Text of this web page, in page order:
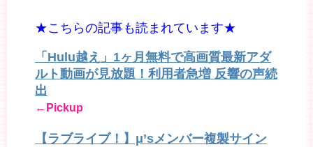
★こちらの記事も読まれています★
「Hulu越え」1ヶ月無料で高画質最新アダ
ルト動画が見放題！利用者急増 反響の声続
出
←Pickup
【ラブライブ！】μ’sメンバー複製サイン